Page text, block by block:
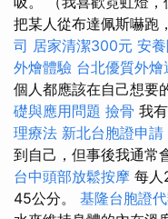
把某人從布達佩斯嚇跑
司 居家清潔300元 安
外燴體驗 台北優質外燴
個人都應該在自己想要
礎與應用問題 撿骨 我
理療法 新北台胞證申請
到自己，但事後我通常
台中頭部放鬆按摩 每人
45公分。 基隆台胞證